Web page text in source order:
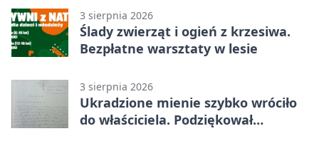
3 sierpnia 2026
Ślady zwierząt i ogień z krzesiwa.
Bezpłatne warsztaty w lesie
3 sierpnia 2026
Ukradzione mienie szybko wróciło
do właściciela. Podziękował